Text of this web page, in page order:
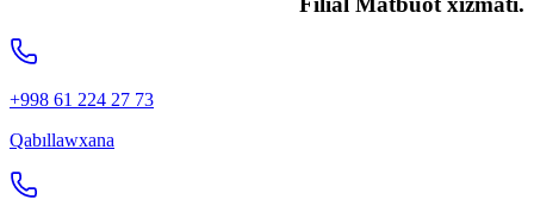
+998 61 224 27 73
Qabıllawxana